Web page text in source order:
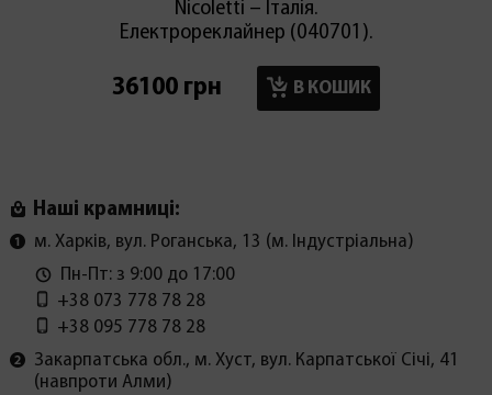
Nicoletti – Італія.
Електрореклайнер (040701).
36100 грн В КОШИК
Наші крамниці:
м. Харків, вул. Роганська, 13 (м. Індустріальна)
Пн-Пт: з 9:00 до 17:00
+38 073 778 78 28
+38 095 778 78 28
Закарпатська обл., м. Хуст, вул. Карпатської Січі, 41
(навпроти Алми)